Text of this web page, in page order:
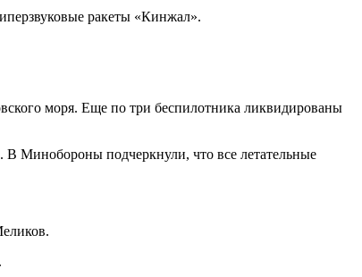
ракеты «Кинжал».
моря. Еще по три беспилотника ликвидированы
Минобороны подчеркнули, что все летательные